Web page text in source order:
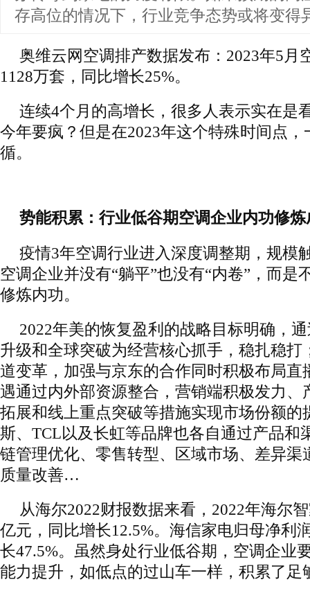
存高位的情况下，行业竞争态势或将变得
奥维云网空调排产数据发布：2023年5月
1128万套，同比增长25%。
连续4个月的高增长，很多人表示实在是
今年要疯？但是在2023年这个特殊时间点
循。
势能积累：行业低谷期空调企业内功修
疫情3年空调行业进入深度调整期，规模
空调企业并没有“躺平”也没有“内卷”，而是
修炼内功。
2022年美的恢复盈利的战略目标明确，
升级和全球突破为经营核心抓手，稳扎稳打
道变革，加强与京东的合作同时积极布局直
遇通过内外部资源整合，营销端积极发力、
拓展和线上重点突破等措施实现市场份额的
斯、TCL以及长虹等品牌也各自通过产品和
链管理优化、零售转型、区域市场、差异渠
质量改善…
从海尔2022财报数据来看，2022年海尔
亿元，同比增长12.5%。海信家电归母净利
长47.5%。虽然身处行业低谷期，空调企业
能力提升，如低点的过山车一样，积累了足